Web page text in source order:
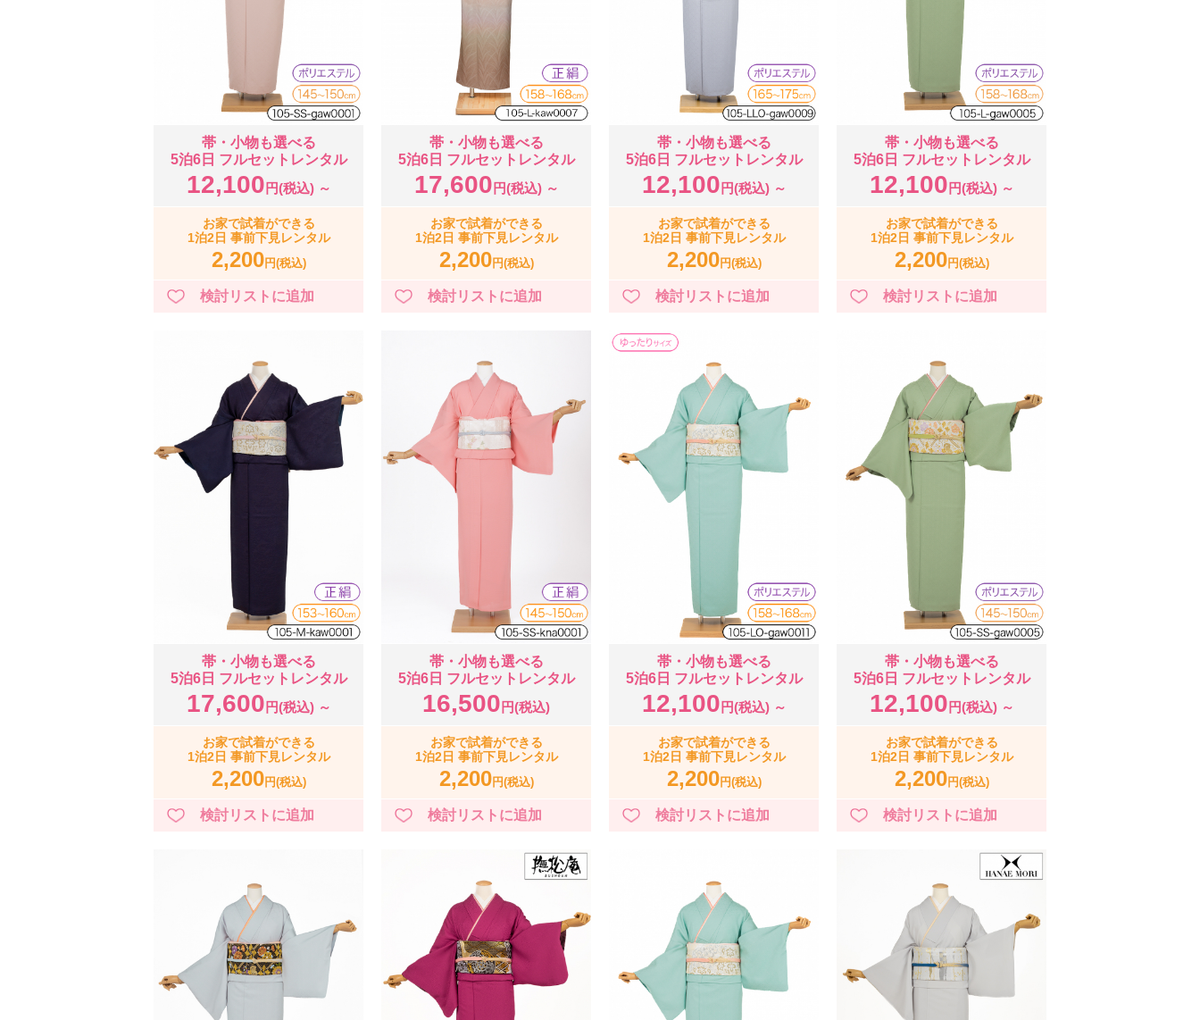
帯・小物も選べる
5泊6日 フルセットレンタル
12,100 円(税込) ～
お家で試着ができる
1泊2日 事前下見レンタル
2,200円(税込)
帯・小物も選べる
5泊6日 フルセットレンタル
17,600 円(税込) ～
お家で試着ができる
1泊2日 事前下見レンタル
2,200円(税込)
帯・小物も選べる
5泊6日 フルセットレンタル
12,100 円(税込) ～
お家で試着ができる
1泊2日 事前下見レンタル
2,200円(税込)
帯・小物も選べる
5泊6日 フルセットレンタル
12,100 円(税込) ～
お家で試着ができる
1泊2日 事前下見レンタル
2,200円(税込)
帯・小物も選べる
5泊6日 フルセットレンタル
17,600 円(税込) ～
お家で試着ができる
1泊2日 事前下見レンタル
2,200円(税込)
帯・小物も選べる
5泊6日 フルセットレンタル
16,500 円(税込)
お家で試着ができる
1泊2日 事前下見レンタル
2,200円(税込)
帯・小物も選べる
5泊6日 フルセットレンタル
12,100 円(税込) ～
お家で試着ができる
1泊2日 事前下見レンタル
2,200円(税込)
帯・小物も選べる
5泊6日 フルセットレンタル
12,100 円(税込) ～
お家で試着ができる
1泊2日 事前下見レンタル
2,200円(税込)